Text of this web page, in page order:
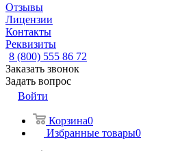
Отзывы
Лицензии
Контакты
Реквизиты
8 (800) 555 86 72
Заказать звонок
Задать вопрос
Войти
Корзина0
Избранные товары0